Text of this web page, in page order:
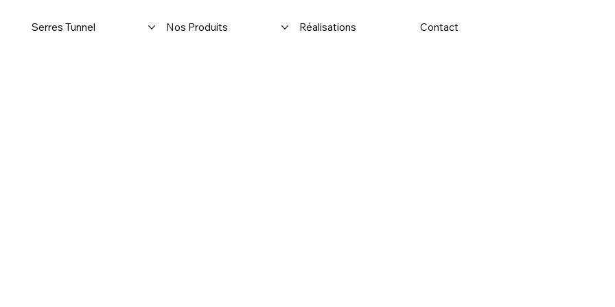
Serres Tunnel Nos Produits Réalisations Contact